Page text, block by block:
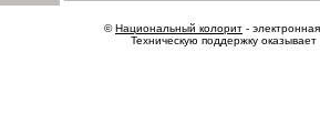
©Национальный колорит -
Техническую поддержку